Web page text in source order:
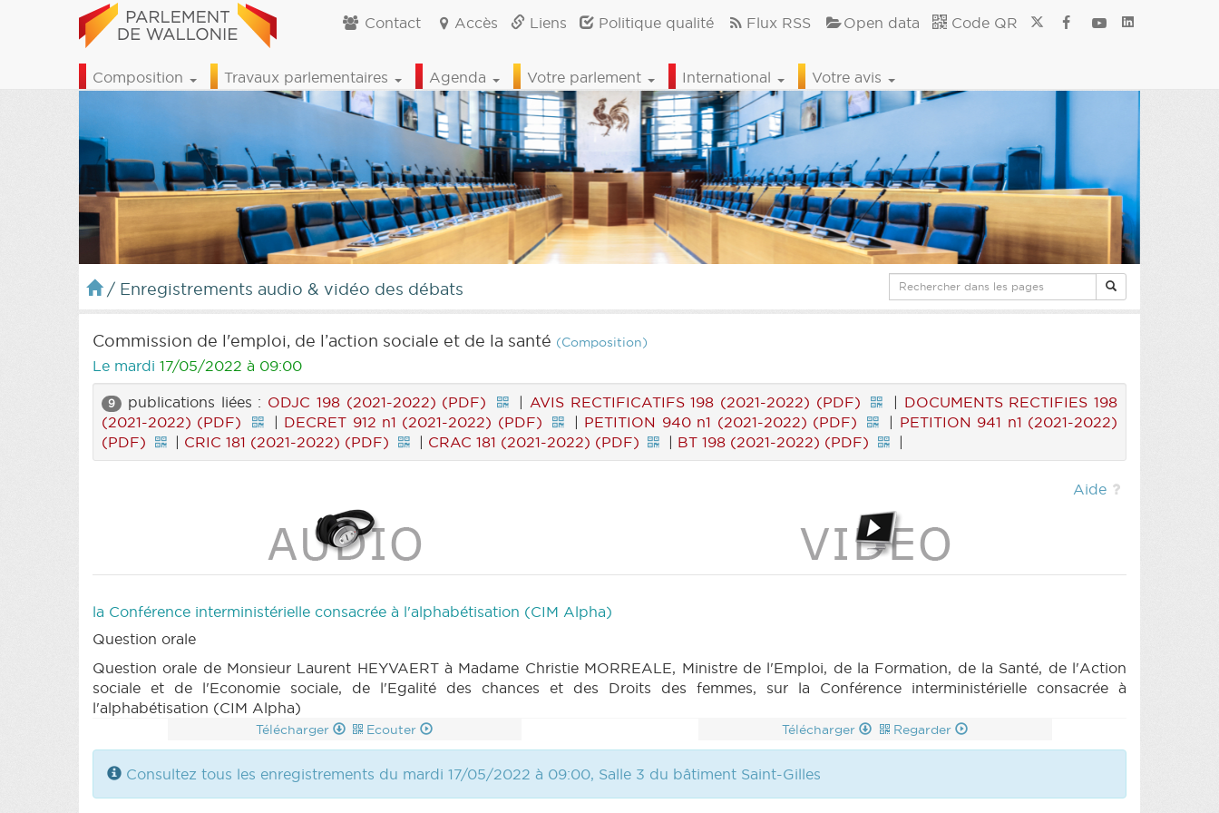
Contact Accès Liens Politique qualité Flux RSS Open data Code QR
Composition Travaux parlementaires Agenda Votre parlement International Votre avis
/ Enregistrements audio & vidéo des débats
Commission de l'emploi, de l’action sociale et de la santé (Composition)
Le mardi 17/05/2022 à 09:00
9 publications liées : ODJC 198 (2021-2022) (PDF) | AVIS RECTIFICATIFS 198 (2021-2022) (PDF) | DOCUMENTS RECTIFIES 198
(2021-2022) (PDF)
| DECRET 912 n1 (2021-2022) (PDF) | PETITION 940 n1 (2021-2022) (PDF) | PETITION 941 n1 (2021-2022)
(PDF)
| CRIC 181 (2021-2022) (PDF) | CRAC 181 (2021-2022) (PDF) | BT 198 (2021-2022) (PDF) |
Aide
la Conférence interministérielle consacrée à l'alphabétisation (CIM Alpha)
Question orale
Question orale de Monsieur Laurent HEYVAERT à Madame Christie MORREALE, Ministre de l'Emploi, de la Formation, de la Santé, de l'Action
sociale et de l'Economie sociale, de l'Egalité des chances et des Droits des femmes, sur la Conférence interministérielle consacrée à
l'alphabétisation (CIM Alpha)
Télécharger Ecouter Télécharger Regarder
Consultez tous les enregistrements du mardi 17/05/2022 à 09:00, Salle 3 du bâtiment Saint-Gilles